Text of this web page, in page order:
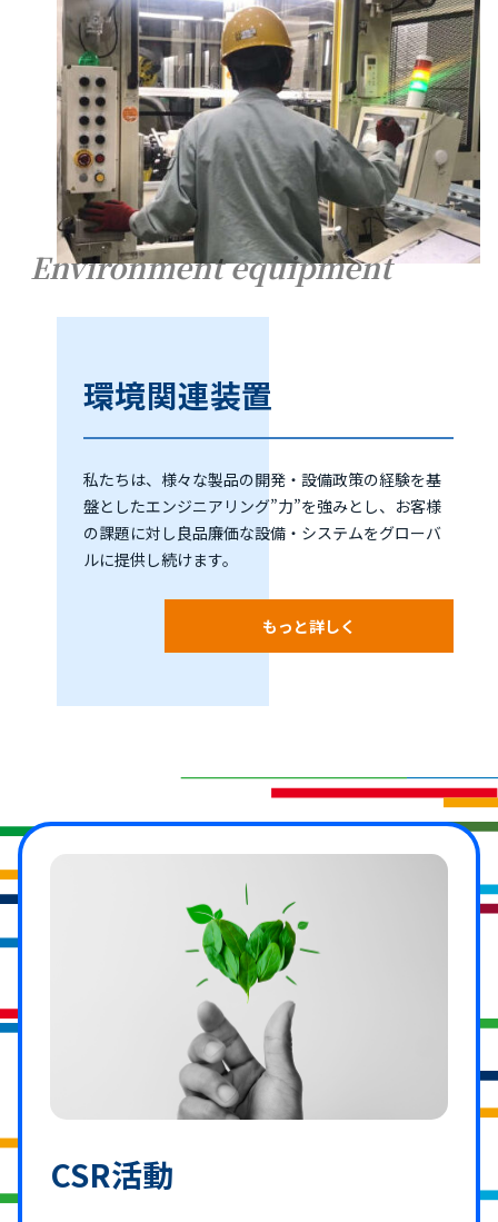
Environment equipment
環境関連装置
私たちは、様々な製品の開発・設備政策の経験を基
盤としたエンジニアリング”力”を強みとし、お客様
の課題に対し良品廉価な設備・システムをグローバ
ルに提供し続けます。
もっと詳しく
CSR活動